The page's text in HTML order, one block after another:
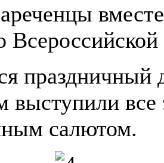
праздничный
выступили все
салютом.